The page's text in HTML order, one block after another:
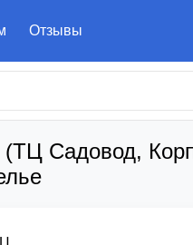
Отзывы
(ТЦ Садовод,